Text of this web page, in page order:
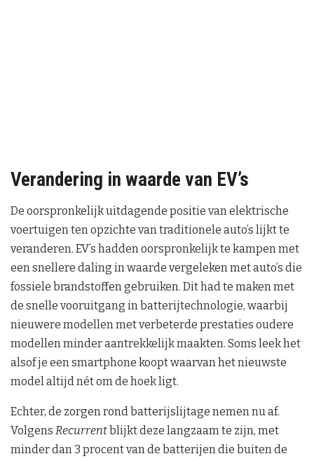
Verandering in waarde van EV’s
De oorspronkelijk uitdagende positie van elektrische
voertuigen ten opzichte van traditionele auto’s lijkt te
veranderen. EV’s hadden oorspronkelijk te kampen met
een snellere daling in waarde vergeleken met auto’s die
fossiele brandstoffen gebruiken. Dit had te maken met
de snelle vooruitgang in batterijtechnologie, waarbij
nieuwere modellen met verbeterde prestaties oudere
modellen minder aantrekkelijk maakten. Soms leek het
alsof je een smartphone koopt waarvan het nieuwste
model altijd nét om de hoek ligt.
Echter, de zorgen rond batterijslijtage nemen nu af.
Volgens Recurrent blijkt deze langzaam te zijn, met
minder dan 3 procent van de batterijen die buiten de